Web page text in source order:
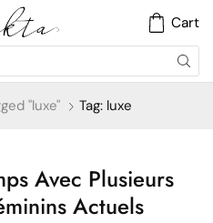
Cart
"luxe" Tag: luxe
Avec Plusieurs
Actuels